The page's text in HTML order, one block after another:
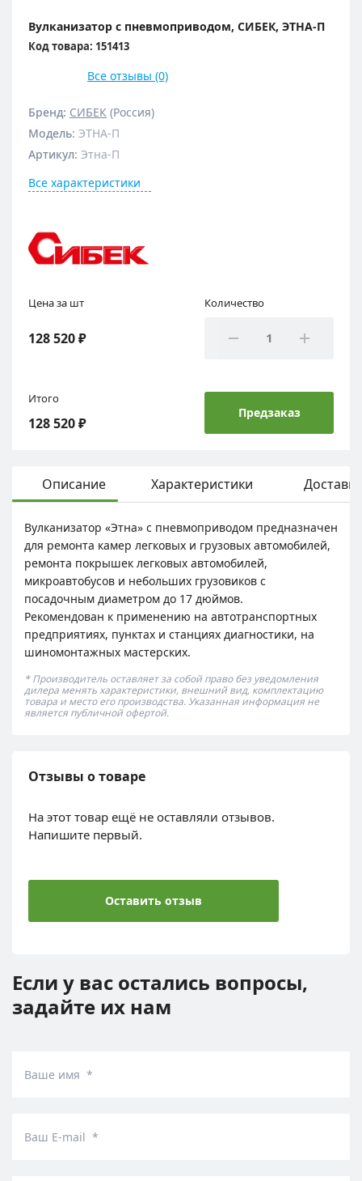
Вулканизатор с пневмоприводом, СИБЕК, ЭТНА-П
Код товара: 151413
Все отзывы (0)
Бренд: СИБЕК (Россия)
Модель: ЭТНА-П
Артикул: Этна-П
Все характеристики
Цена за шт
128 520 ₽
Количество
Итого
128 520 ₽
Предзаказ
Описание Характеристики Доставка
Вулканизатор «Этна» с пневмоприводом предназначен
для ремонта камер легковых и грузовых автомобилей,
ремонта покрышек легковых автомобилей,
микроавтобусов и небольших грузовиков с
посадочным диаметром до 17 дюймов.
Рекомендован к применению на автотранспортных
предприятиях, пунктах и станциях диагностики, на
шиномонтажных мастерских.
* Производитель оставляет за собой право без уведомления
дилера менять характеристики, внешний вид, комплектацию
товара и место его производства. Указанная информация не
является публичной офертой.
Отзывы о товаре
На этот товар ещё не оставляли отзывов.
Напишите первый.
Оставить отзыв
Если у вас остались вопросы,
задайте их нам
Ваше имя *
Ваш E-mail *